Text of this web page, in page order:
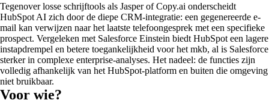
Tegenover losse schrijftools als Jasper of Copy.ai onderscheidt
HubSpot AI zich door de diepe CRM-integratie: een gegenereerde e-
mail kan verwijzen naar het laatste telefoongesprek met een specifieke
prospect. Vergeleken met Salesforce Einstein biedt HubSpot een lagere
instapdrempel en betere toegankelijkheid voor het mkb, al is Salesforce
sterker in complexe enterprise-analyses. Het nadeel: de functies zijn
volledig afhankelijk van het HubSpot-platform en buiten die omgeving
niet bruikbaar.
Voor wie?